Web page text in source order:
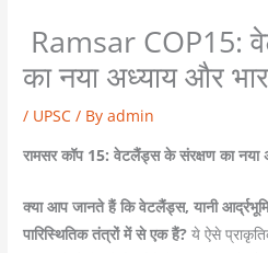
Ramsar COP15:
का नया अध्याय और
/ UPSC / Byadmin
रामसर कॉप 15: वेटलैंड्स के संरक्षण का नया
क्या आप जानते हैं कि वेटलैंड्स, यानी
पारिस्थितिक तंत्रों में से एक हैं? ये ऐसे